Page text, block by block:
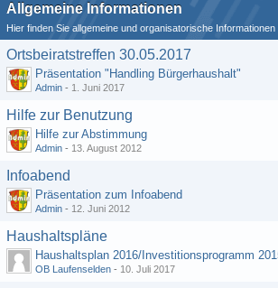
Allgemeine Informationen
Hier finden Sie allgemeine und organisatorische
Ortsbeiratstreffen 30.05.2017
Präsentation "Handling Bürgerhaushalt"
Admin - 1. Juni 2017
Hilfe zur Benutzung
Hilfe zur Abstimmung
Admin - 13. August 2012
Infoabend
Präsentation zum Infoabend
Admin - 12. Juni 2012
Haushaltspläne
Haushaltsplan 2016/Investitionsprogramm
OB Laufenselden - 10. Juli 2017